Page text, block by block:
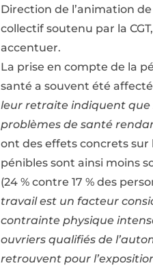
Direction de l’animation
collectif soutenu par la
accentuer.
La prise en compte de la
santé a souvent été
leur retraite indiquent que
problèmes de santé
ont des effets concrets sur
pénibles sont ainsi moins
(24 % contre 17 % des
travail est un facteur
contrainte physique
ouvriers qualifiés de
retrouvent pour